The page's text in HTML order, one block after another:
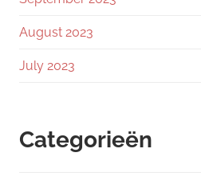
August 2023
July 2023
Categorieën